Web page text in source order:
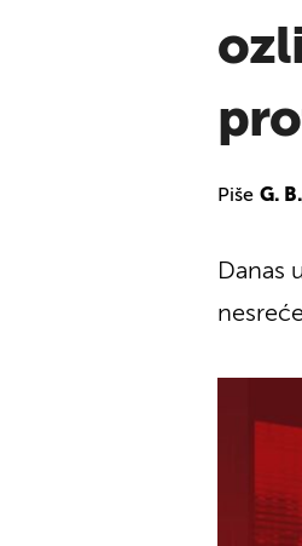
Piše G.
Danas